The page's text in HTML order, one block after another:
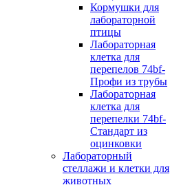
Кормушки для
лабораторной
птицы
Лабораторная
клетка для
перепелов 74bf-
Профи из трубы
Лабораторная
клетка для
перепелки 74bf-
Стандарт из
оцинковки
Лабораторный
стеллажи и клетки для
животных